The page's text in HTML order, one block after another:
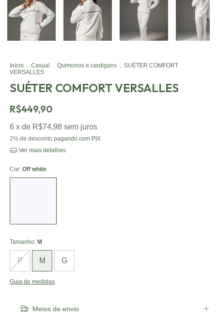
Início . Casual . Quimonos e cardigans . SUÉTER COMFORT
VERSALLES
SUÉTER COMFORT VERSALLES
R$449,90
6 x de R$74,98 sem juros
2% de desconto pagando com PIX
Ver mais detalhes
Cor: Off white
Tamanho: M
P M G
Guia de medidas
Meios de envio